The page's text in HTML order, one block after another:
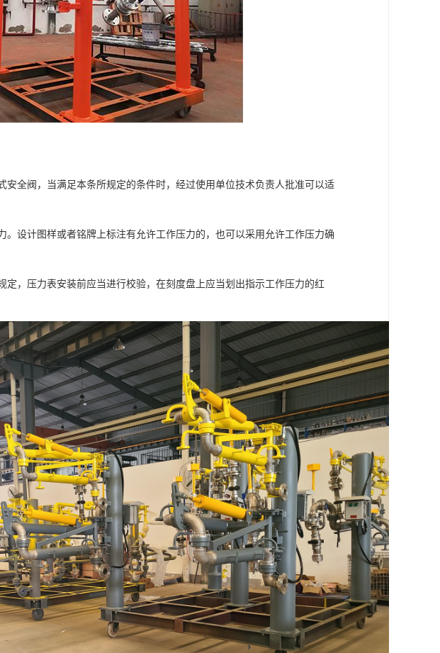
全阀，当满足本条所规定的条件时，经过使用单位技术负责人批准可以适
设计图样或者铭牌上标注有允许工作压力的，也可以采用允许工作压力确
，压力表安装前应当进行校验，在刻度盘上应当划出指示工作压力的红